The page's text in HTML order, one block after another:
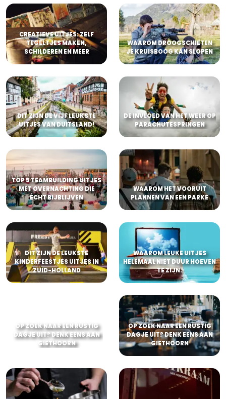
CREATIEVE UITJES: ZELF
TEGELTJES MAKEN,
SCHILDEREN EN MEER
WAAROM DROOGSCHIETEN
JE KRUISBOOG KAN SLOPEN
DIT ZIJN DE VIJF LEUKSTE
UITJES VAN DUITSLAND!
DE INVLOED VAN HET WEER OP
PARACHUTESPRINGEN
TOP 5 TEAMBUILDING UITJES
MET OVERNACHTING DIE
ÉCHT BIJBLIJVEN
WAAROM HET VOORUIT
PLANNEN VAN EEN PARKE
DIT ZIJN DE LEUKSTE
KINDERFEESTJES UITJES IN
ZUID-HOLLAND
WAAROM LEUKE UITJES
HELEMAAL NIET DUUR HOEVEN
TE ZIJN.
OP ZOEK NAAR EEN RUSTIG
DAGJE UIT? DENK EENS AAN
GIETHOORN
OP ZOEK NAAR EEN RUSTIG
DAGJE UIT? DENK EENS AAN
GIETHOORN